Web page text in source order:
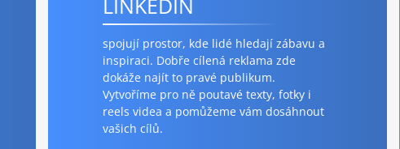
LINKEDIN
spojují prostor, kde lidé hledají zábavu a
inspiraci. Dobře cílená reklama zde
dokáže najít to pravé publikum.
Vytvoříme pro ně poutavé texty, fotky i
reels videa a pomůžeme vám dosáhnout
vašich cílů.